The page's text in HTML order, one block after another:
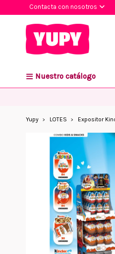
Contacta con nosotros
Nuestro catálogo
Yupy LOTES Expositor